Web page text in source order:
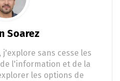
Soarez
j'explore sans cesse les
l'information et de la
les options de